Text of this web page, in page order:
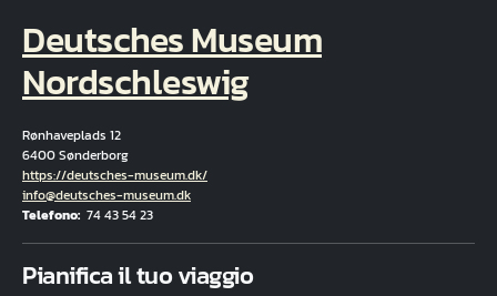
Deutsches Museum
Nordschleswig
Rønhaveplads 12
6400 Sønderborg
Hjemmeside
https://deutsches-museum.dk/
E-mail
info@deutsches-museum.dk
Telefono 74 43 54 23
Pianifica il tuo viaggio